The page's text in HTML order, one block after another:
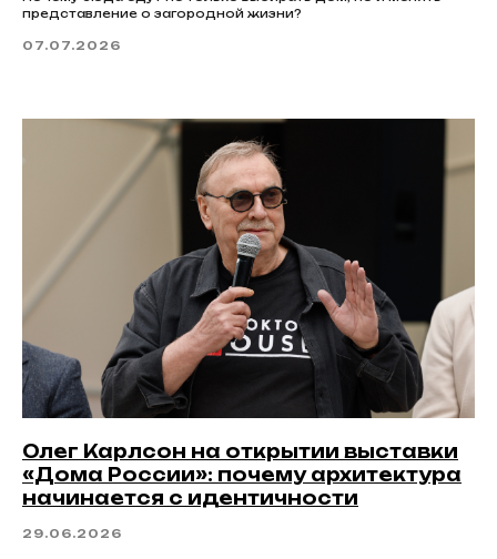
представление о загородной жизни?
07.07.2026
Олег Карлсон на открытии выставки
«Дома России»: почему архитектура
начинается с идентичности
29.06.2026